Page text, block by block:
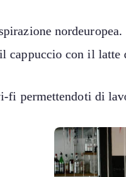
cappuccio con il
permettendoti di